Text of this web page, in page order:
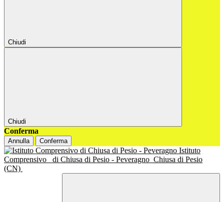
Chiudi
Chiudi
Conferma
Annulla Conferma
Istituto
Comprensivo
di Chiusa di Pesio - Peveragno Chiusa di Pesio
(CN)